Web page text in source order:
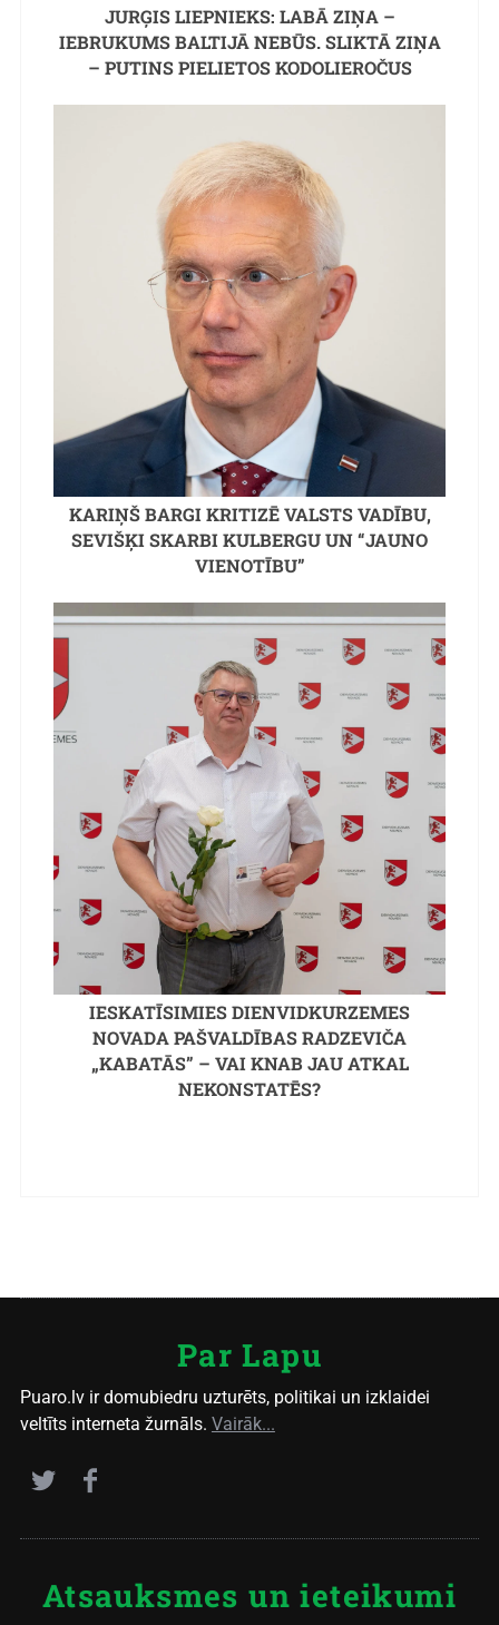
JURĢIS LIEPNIEKS: LABĀ ZIŅA –
IEBRUKUMS BALTIJĀ NEBŪS. SLIKTĀ ZIŅA
– PUTINS PIELIETOS KODOLIEROČUS
KARIŅŠ BARGI KRITIZĒ VALSTS VADĪBU,
SEVIŠĶI SKARBI KULBERGU UN “JAUNO
VIENOTĪBU”
IESKATĪSIMIES DIENVIDKURZEMES
NOVADA PAŠVALDĪBAS RADZEVIČA
„KABATĀS” – VAI KNAB JAU ATKAL
NEKONSTATĒS?
Par Lapu
Puaro.lv ir domubiedru uzturēts, politikai un izklaidei
veltīts interneta žurnāls. Vairāk...
Atsauksmes un ieteikumi